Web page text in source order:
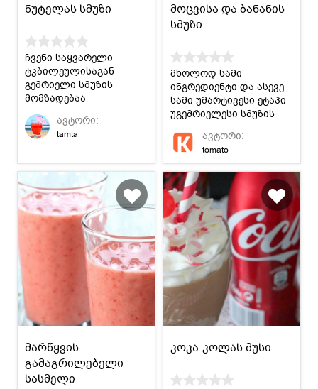
ნუტელას სმუზი
ჩვენი საყვარელი
ტკბილეულისაგან
გემრიელი სმუზის
მომზადებაა
შესაძლებელი :)
ავტორი:
tamta
მოცვისა და ბანანის
სმუზი
მხოლოდ სამი
ინგრედიენტი და ასევე
სამი უმარტივესი ეტაპი
უგემრიელესი სმუზის
მოცვისა და ბანანისგან.
ავტორი:
tomato
მარწყვის
გამაგრილებელი
სასმელი
კოკა-კოლას მუსი